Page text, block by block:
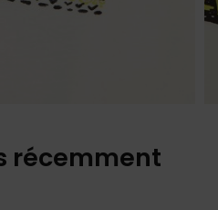
récemment